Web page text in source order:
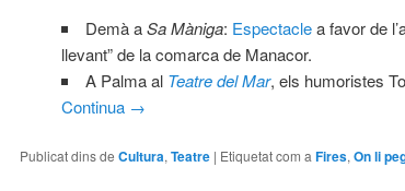
Demà aSa Màniga: Espectaclea favor de
llevant” de la comarca de Manacor.
A Palma al Teatre del Mar, els humoristes
Continua →
Publicat dins de Cultura,Teatre | Etiquetat com a Fires,On li